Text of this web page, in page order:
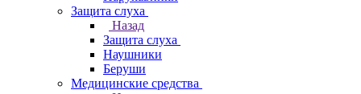
Защита слуха
Назад
Защита слуха
Наушники
Беруши
Медицинские средства